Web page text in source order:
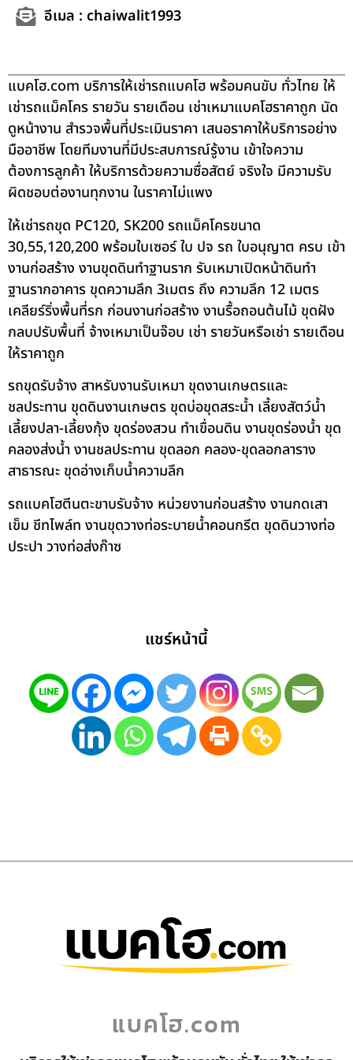
อีเมล : chaiwalit1993
แบคโฮ.com บริการให้เช่ารถแบคโฮ พร้อมคนขับ ทั่วไทย ให้
เช่ารถแม็คโคร รายวัน รายเดือน เช่าเหมาแบคโฮราคาถูก นัด
ดูหน้างาน สำรวจพื้นที่ประเมินราคา เสนอราคาให้บริการอย่าง
มืออาชีพ โดยทีมงานที่มีประสบการณ์รู้งาน เข้าใจความ
ต้องการลูกค้า ให้บริการด้วยความซื่อสัตย์ จริงใจ มีความรับ
ผิดชอบต่องานทุกงาน ในราคาไม่แพง
ให้เช่ารถขุด PC120, SK200 รถแม็คโครขนาด
30,55,120,200 พร้อมใบเซอร์ ใบ ปจ รถ ใบอนุญาต ครบ เข้า
งานก่อสร้าง งานขุดดินทำฐานราก รับเหมาเปิดหน้าดินทำ
ฐานรากอาคาร ขุดความลึก 3เมตร ถึง ความลึก 12 เมตร
เคลียร์ริ่งพื้นที่รก ก่อนงานก่อสร้าง งานรื้อถอนต้นไม้ ขุดฝัง
กลบปรับพื้นที่ จ้างเหมาเป็นจ๊อบ เช่า รายวันหรือเช่า รายเดือน
ให้ราคาถูก
รถขุดรับจ้าง สาหรับงานรับเหมา ขุดงานเกษตรและ
ชลประทาน ขุดดินงานเกษตร ขุดบ่อขุดสระน้ำ เลี้ยงสัตว์น้ำ
เลี้ยงปลา-เลี้ยงกุ้ง ขุดร่องสวน ทำเขื่อนดิน งานขุดร่องน้ำ ขุด
คลองส่งน้ำ งานชลประทาน ขุดลอก คลอง-ขุดลอกลาราง
สาธารณะ ขุดอ่างเก็บน้ำความลึก
รถแบคโฮตีนตะขาบรับจ้าง หน่วยงานก่อนสร้าง งานกดเสา
เข็ม ชีทไพล์ท งานขุดวางท่อระบายน้ำคอนกรีต ขุดดินวางท่อ
ประปา วางท่อส่งก๊าซ
แชร์หน้านี้
แบคโฮ.com